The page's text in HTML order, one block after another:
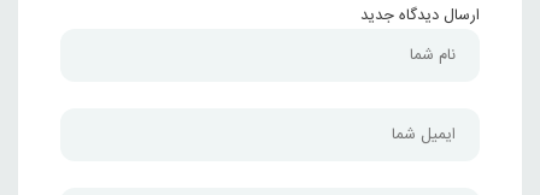
ارسال دیدگاه جدید